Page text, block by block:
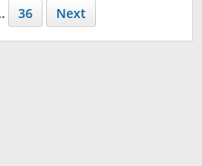
36 Next